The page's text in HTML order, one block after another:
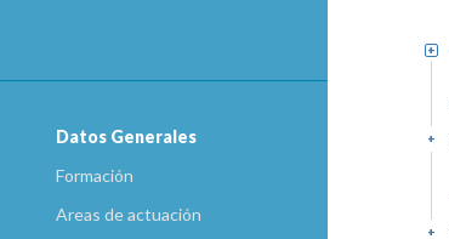
Datos Generales
Formación
Areas de actuación
+
+
+